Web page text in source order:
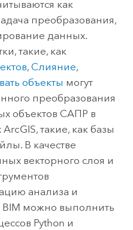
как
преобразования,
данных.
такие, как
, Слияние,
объекты могут
преобразования
объектов САПР в
такие, как базы
В качестве
векторного слоя и
анализа и
можно выполнить
Python и